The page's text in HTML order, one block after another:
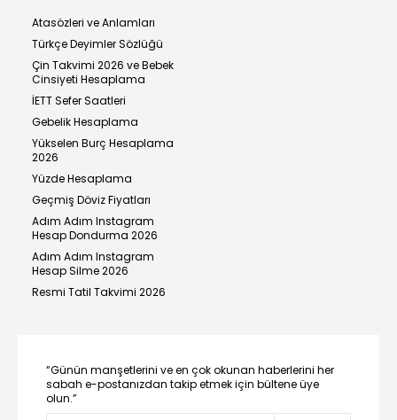
Atasözleri ve Anlamları
Türkçe Deyimler Sözlüğü
Çin Takvimi 2026 ve Bebek
Cinsiyeti Hesaplama
İETT Sefer Saatleri
Gebelik Hesaplama
Yükselen Burç Hesaplama
2026
Yüzde Hesaplama
Geçmiş Döviz Fiyatları
Adım Adım Instagram
Hesap Dondurma 2026
Adım Adım Instagram
Hesap Silme 2026
Resmi Tatil Takvimi 2026
“Günün manşetlerini ve en çok okunan haberlerini her
sabah e-postanızdan takip etmek için bültene üye
olun.”